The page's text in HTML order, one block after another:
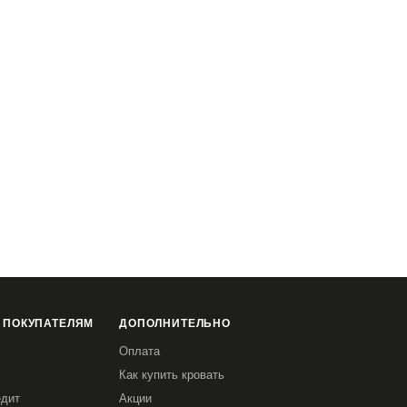
ДОПОЛНИТЕЛЬНО
Оплата
Как купить кровать
Акции